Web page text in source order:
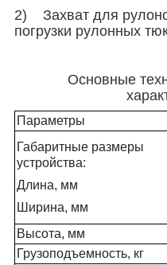
2) Захват для
погрузки рулонных
Основные
Параметры
Габаритные размеры
устройства:
Длина, мм
Ширина, мм
Высота, мм
Грузоподъемность, кг